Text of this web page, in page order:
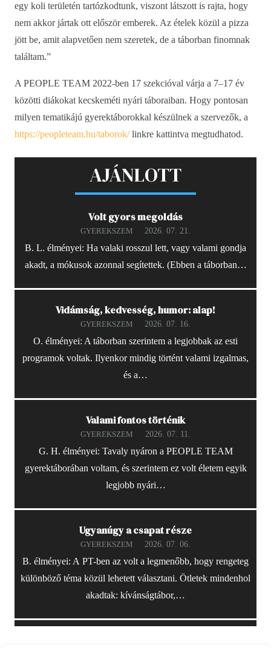
egy koli területén tartózkodtunk, viszont látszott is rajta, hogy
nem akkor jártak ott először emberek. Az ételek közül a pizza
jött be, amit alapvetően nem szeretek, de a táborban finomnak
találtam.”
A PEOPLE TEAM 2022-ben 17 szekcióval várja a 7–17 év
közötti diákokat kecskeméti nyári táboraiban. Hogy pontosan
milyen tematikájú gyerektáborokkal készülnek a szervezők, a
https://peopleteam.hu/taborok/linkre kattintva megtudhatod.
AJÁNLOTT
Volt gyors megoldás
GYEREKSZEM 2026. 07. 21.
B. L. élményei: Ha valaki rosszul lett, vagy valami gondja
akadt, a mókusok azonnal segítettek. (Ebben a táborban…
Vidámság, kedvesség, humor: alap!
GYEREKSZEM 2026. 07. 16.
O. élményei: A táborban szerintem a legjobbak az esti
programok voltak. Ilyenkor mindig történt valami izgalmas,
és a…
Valami fontos történik
GYEREKSZEM 2026. 07. 11.
G. H. élményei: Tavaly nyáron a PEOPLE TEAM
gyerektáborában voltam, és szerintem ez volt életem egyik
legjobb nyári…
Ugyanúgy a csapat része
GYEREKSZEM 2026. 07. 06.
B. élményei: A PT-ben az volt a legmenőbb, hogy rengeteg
különböző téma közül lehetett választani. Ötletek mindenhol
akadtak: kívánságtábor,…